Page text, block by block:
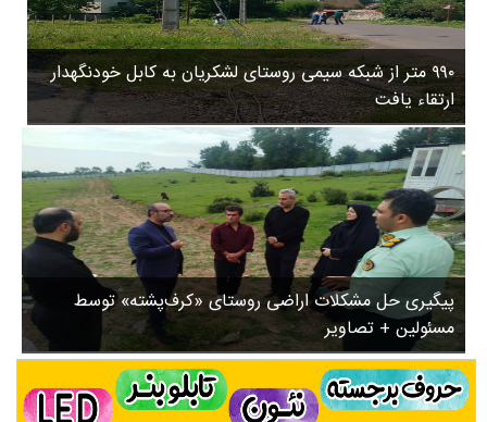
روستاها
ورزشی
سیاسی
چندرسانه ای
مسیر گردشگری دیلمان
درباره ما
۹۹۰ متر از شبکه سیمی روستای لشکریان به کابل خودنگهدار
ارتقاء یافت
پیگیری حل مشکلات اراضی روستای «کرف‌پشته» توسط
مسئولین + تصاویر
۳
۵
۸
ب
ا
ز
ن
ش
س
ت
ش
د
.